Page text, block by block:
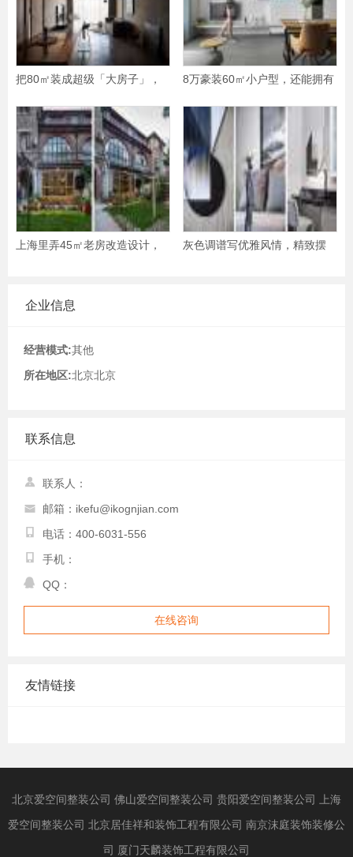
把80㎡装成超级「大房子」，
8万豪装60㎡小户型，还能拥有
上海里弄45㎡老房改造设计，
灰色调谱写优雅风情，精致摆
企业信息
经营模式:其他
所在地区:北京北京
联系信息
联系人：
邮箱：ikefu@ikognjian.com
电话：400-6031-556
手机：
QQ：
在线咨询
友情链接
北京爱空间整装公司 佛山爱空间整装公司 贵阳爱空间整装公司
上海
爱空间整装公司 北京居佳祥和装饰工程有限公司 南京沫庭装饰装修公
司 厦门天麟装饰工程有限公司